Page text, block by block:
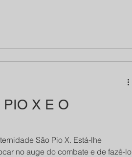
PIO X E O
São Pio X. Está-lhe
no auge do combate e de fazê-lo